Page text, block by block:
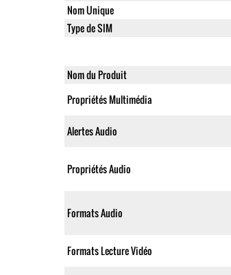
Nom Unique
Type de SIM
Nom du Produit
Propriétés Multimédia
Alertes Audio
Propriétés Audio
Formats Audio
Formats Lecture Vidéo